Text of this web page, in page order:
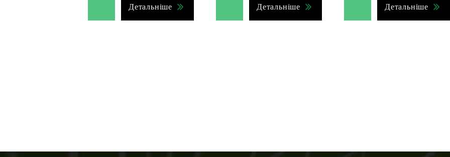
Детальніше Детальніше Детальніше